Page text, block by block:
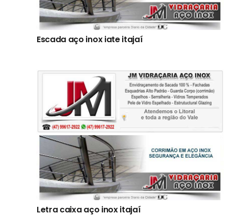
Escada aço inox iate itajaí
Letra caixa aço inox itajaí